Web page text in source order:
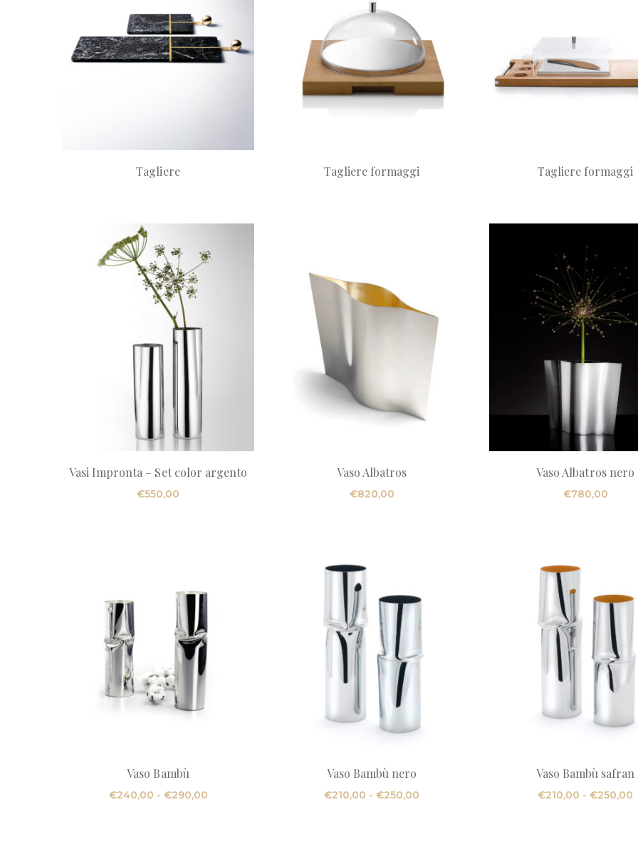
Tagliere Tagliere formaggi Tagliere formaggi
Vasi Impronta – Set color argento
€550,00
Vaso Albatros
€820,00
Vaso Albatros nero
€780,00
Vaso Bambù
€240,00 - €290,00Fascia
Vaso Bambù nero
€210,00 - €250,00
Vaso Bambù safran
€210,00 - €250,00